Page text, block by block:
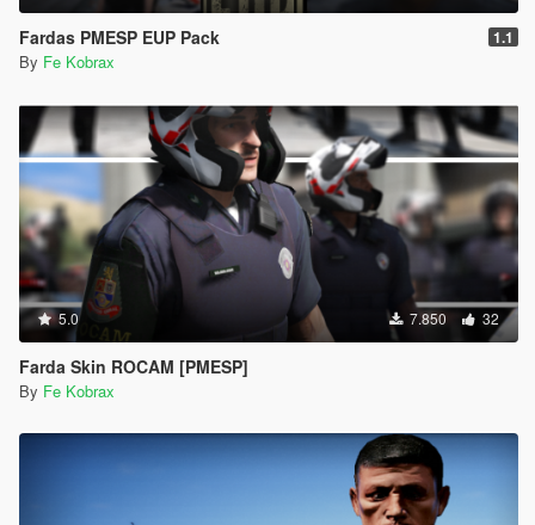
Fardas PMESP EUP Pack 1.1
By Fe Kobrax
5.0 7.850 32
Farda Skin ROCAM [PMESP]
By Fe Kobrax